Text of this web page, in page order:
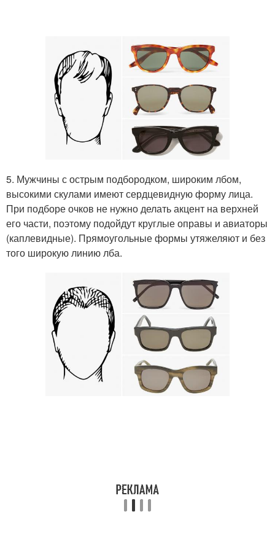
5. Мужчины с острым подбородком, широким лбом,
высокими скулами имеют сердцевидную форму лица.
При подборе очков не нужно делать акцент на верхней
его части, поэтому подойдут круглые оправы и авиаторы
(каплевидные). Прямоугольные формы утяжеляют и без
того широкую линию лба.